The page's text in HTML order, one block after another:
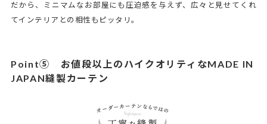
だから、ミニマムなお部屋にも圧迫感を与えず、広々と見せてくれ
てインテリアとの相性もピッタリ。
Point⑤ お値段以上のハイクオリティなMADE IN
JAPAN縫製カーテン